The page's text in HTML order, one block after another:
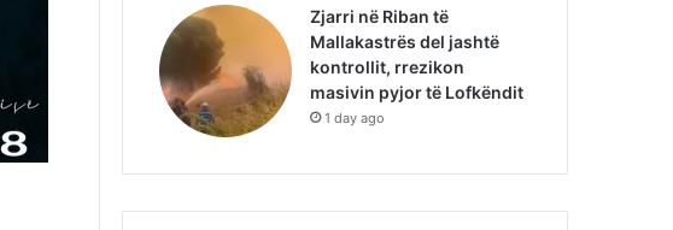
Zjarri në Riban të
Mallakastrës del jashtë
kontrollit, rrezikon
masivin pyjor të Lofkëndit
1 day ago